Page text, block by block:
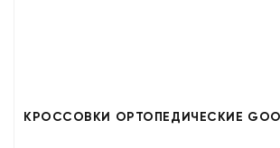
КРОССОВКИ ОРТОПЕДИЧЕСКИЕ